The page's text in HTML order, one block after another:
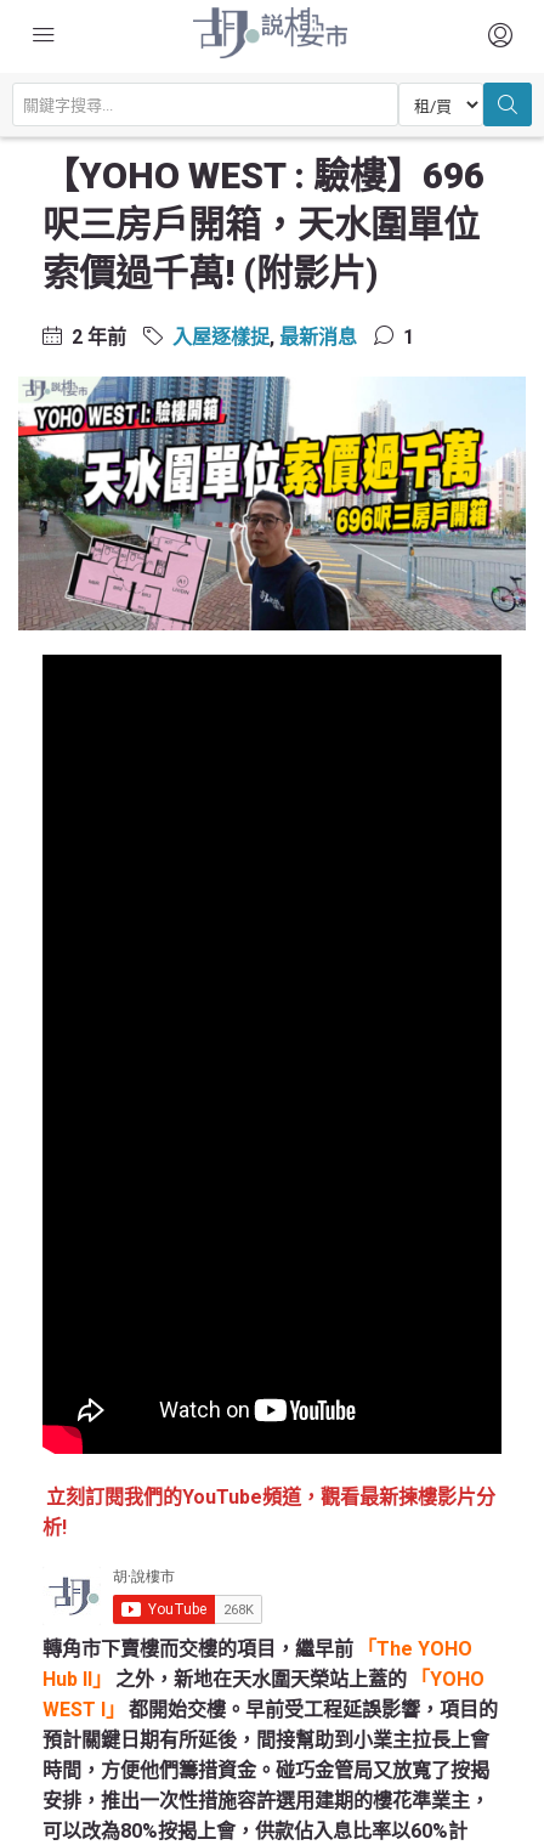
主頁
入屋逐樣捉
【YOHO WEST : 驗樓】696呎三房戶開箱，天水圍單位索價過千萬! (附影
片)
【YOHO WEST : 驗樓】696
呎三房戶開箱，天水圍單位
索價過千萬! (附影片)
2 年前 入屋逐樣捉, 最新消息 1
立刻訂閱我們的YouTube頻道，觀看最新揀樓影片分
析!
轉角市下賣樓而交樓的項目，繼早前
「The YOHO
Hub II」
之外，新地在天水圍天榮站上蓋的
「YOHO
WEST I」
都開始交樓。早前受工程延誤影響，項目的
預計關鍵日期有所延後，間接幫助到小業主拉長上會
時間，方便他們籌措資金。碰巧金管局又放寬了按揭
安排，推出一次性措施容許選用建期的樓花準業主，
可以改為80%按揭上會，供款佔入息比率以60%計